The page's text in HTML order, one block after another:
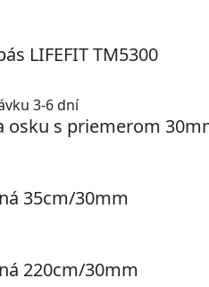
LIFEFIT TM5300
3-6 dní
osku s priemerom
35cm/30mm
220cm/30mm